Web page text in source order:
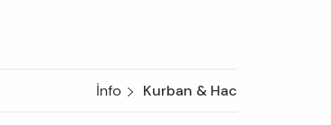
İnfo Kurban & Hac